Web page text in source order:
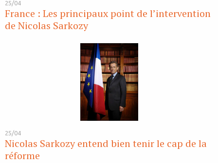
25/04
France : Les principaux point de l’intervention
de Nicolas Sarkozy
25/04
Nicolas Sarkozy entend bien tenir le cap de la
réforme